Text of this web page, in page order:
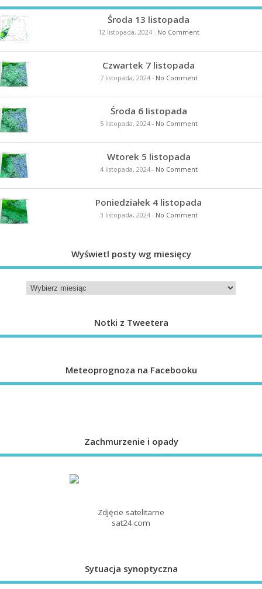
Środa 13 listopada
12 listopada, 2024- No Comment
Czwartek 7 listopada
7 listopada, 2024- No Comment
Środa 6 listopada
5 listopada, 2024- No Comment
Wtorek 5 listopada
4 listopada, 2024- No Comment
Poniedziałek 4 listopada
3 listopada, 2024- No Comment
Wyświetl posty wg miesięcy
Notki z Tweetera
Meteoprognoza na Facebooku
Zachmurzenie i opady
Zdjęcie satelitarne
sat24.com
Sytuacja synoptyczna